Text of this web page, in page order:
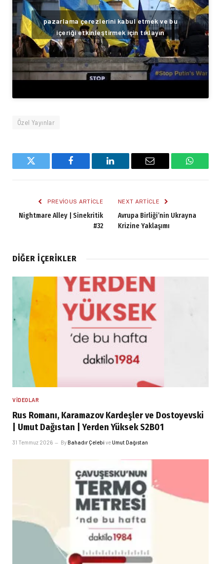
pazarlama çerezlerini kabul etmek ve bu
içeriği etkinleştirmek için tıklayın
Özel Yayınlar
Twitter Facebook LinkedIn Email
PREVIOUS ARTICLE
Nightmare Alley | Sinekritik
#32
NEXT ARTICLE
Avrupa Birliği’nin Ukrayna
Krizine Yaklaşımı
DIĞER İÇERIKLER
VIDEOLAR
Rus Romanı, Karamazov Kardeşler ve Dostoyevski
| Umut Dağıstan | Yerden Yüksek S2B01
31 Temmuz 2026 ByBahadır Çelebi veUmut Dağıstan